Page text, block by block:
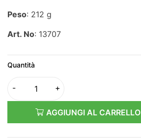
Peso: 212 g
Art. No: 13707
Quantità
AGGIUNGI AL CARRELLO